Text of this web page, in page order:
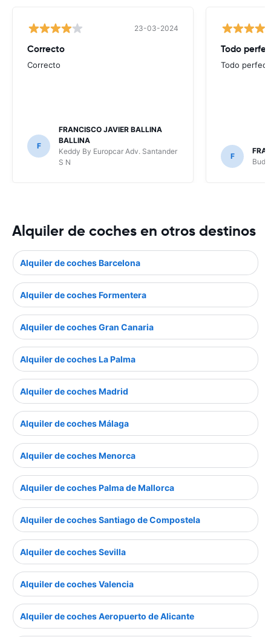
23-03-2024
Correcto
Correcto
F
FRANCISCO JAVIER BALLINA
BALLINA
Keddy By Europcar Adv. Santander
S N
Todo
Todo
F
Alquiler de coches en otros destinos
Alquiler de coches Barcelona
Alquiler de coches Formentera
Alquiler de coches Gran Canaria
Alquiler de coches La Palma
Alquiler de coches Madrid
Alquiler de coches Málaga
Alquiler de coches Menorca
Alquiler de coches Palma de Mallorca
Alquiler de coches Santiago de Compostela
Alquiler de coches Sevilla
Alquiler de coches Valencia
Alquiler de coches Aeropuerto de Alicante